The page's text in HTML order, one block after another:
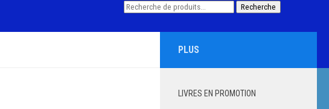
Recherche
Recherche
PLUS
LIVRES EN PROMOTION